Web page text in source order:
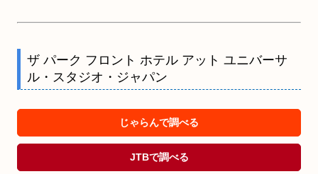
ザ パーク フロント ホテル アット ユニバーサ
ル・スタジオ・ジャパン
じゃらんで調べる
JTBで調べる